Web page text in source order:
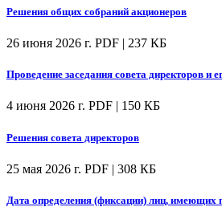
Решения общих собраний акционеров
26 июня 2026 г. PDF | 237 КБ
Проведение заседания совета директоров и
4 июня 2026 г. PDF | 150 КБ
Решения совета директоров
25 мая 2026 г. PDF | 308 КБ
Дата определения (фиксации) лиц, имеющих